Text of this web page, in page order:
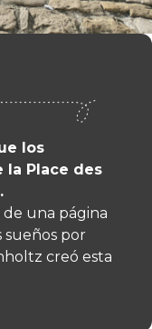
los
la Place des
de una página
sueños por
creó esta